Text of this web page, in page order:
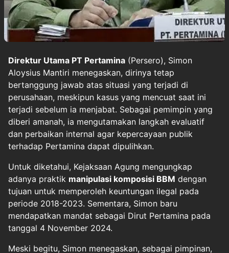
Direktur Utama PT Pertamina (Persero), Simon
Aloysius Mantiri menegaskan, dirinya tetap
bertanggung jawab atas situasi yang terjadi di
perusahaan, meskipun kasus yang mencuat saat ini
terjadi sebelum ia menjabat. Sebagai pemimpin yang
diberi amanah, ia mengutamakan langkah evaluatif
dan perbaikan internal agar kepercayaan publik
terhadap Pertamina dapat dipulihkan.
Untuk diketahui, Kejaksaan Agung mengungkap
adanya praktik manipulasi komposisi BBM dengan
tujuan untuk memperoleh keuntungan ilegal pada
periode 2018-2023. Sementara, Simon baru
mendapatkan mandat sebagai Dirut Pertamina pada
tanggal 4 November 2024.
Meski begitu, Simon menegaskan, sebagai pimpinan,